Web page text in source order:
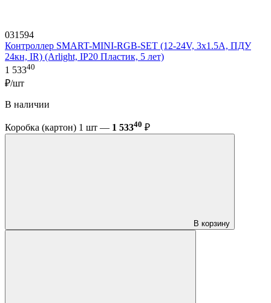
031594
Контроллер SMART-MINI-RGB-SET (12-24V, 3x1.5A, ПДУ
24кн, IR) (Arlight, IP20 Пластик, 5 лет)
1 53340
₽/шт
В наличии
Коробка (картон) 1 шт — 1 53340 ₽
В корзину